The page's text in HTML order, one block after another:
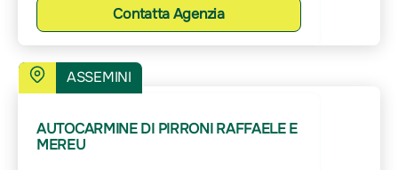
ContattaAgenzia
ASSEMINI
AUTOCARMINE DI PIRRONI RAFFAELE E
MEREU